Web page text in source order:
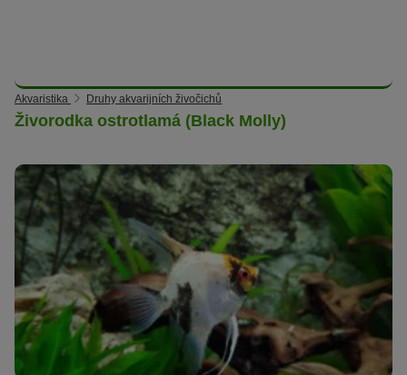
Akvaristika Druhy akvarijních živočichů
Živorodka ostrotlamá (Black Molly)